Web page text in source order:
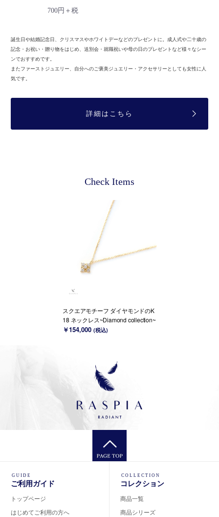
700円＋税
誕生日や結婚記念日、クリスマスやホワイトデーなどのプレゼントに。 成人式や二十歳の
記念・お祝い・贈り物をはじめ、送別会・就職祝いや母の日のプレゼントなど様々なシー
ンでおすすめです。
またファーストジュエリー、自分へのご褒美ジュエリー・アクセサリーとしても女性に人
気です。
詳細はこちら
Check Items
スクエアモチーフ ダイヤモンドのK
18 ネックレス~Diamond collection~
￥154,000(税込)
GUIDE
ご利用ガイド
トップページ
はじめてご利用の方へ
COLLECTION
コレクション
商品一覧
商品シリーズ